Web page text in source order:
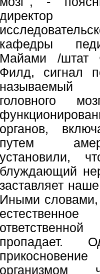
кафедры
Майами /штат
Филд, сигнал
называемый
головного
органов,
путем
установили,
блуждающий
заставляет
Иными
пропадает.
организмом